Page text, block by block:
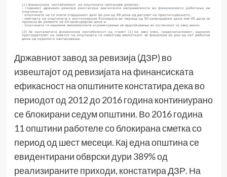
Државниот завод за ревизија (ДЗР) во
извештајот од ревизијата на финансиската
ефикасност на општините констатира дека во
периодот од 2012 до 2016 година континиурано
се блокирани седум општини. Во 2016 година
11 општини работеле со блокирана сметка со
период од шест месеци. Кај една општина се
евидентирани обврски дури 389% од
реализираните приходи, констатира ДЗР. На